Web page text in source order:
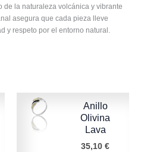
de la naturaleza volcánica y vibrante
asegura que cada pieza lleve
y respeto por el entorno natural.
Anillo
Olivina
Lava
35,10€